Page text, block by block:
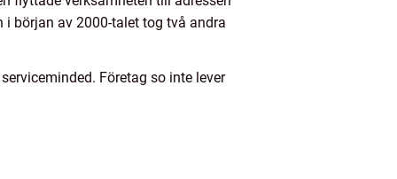
början av 2000-talet tog två andra
Företag so inte lever